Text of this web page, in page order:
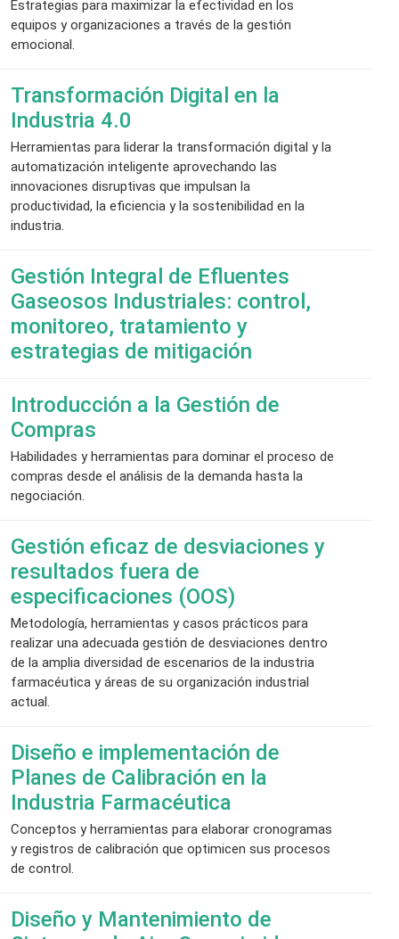
Estrategias para maximizar la efectividad en los
equipos y organizaciones a través de la gestión
emocional.
Transformación Digital en la
Industria 4.0
Herramientas para liderar la transformación digital y la
automatización inteligente aprovechando las
innovaciones disruptivas que impulsan la
productividad, la eficiencia y la sostenibilidad en la
industria.
Gestión Integral de Efluentes
Gaseosos Industriales: control,
monitoreo, tratamiento y
estrategias de mitigación
Introducción a la Gestión de
Compras
Habilidades y herramientas para dominar el proceso de
compras desde el análisis de la demanda hasta la
negociación.
Gestión eficaz de desviaciones y
resultados fuera de
especificaciones (OOS)
Metodología, herramientas y casos prácticos para
realizar una adecuada gestión de desviaciones dentro
de la amplia diversidad de escenarios de la industria
farmacéutica y áreas de su organización industrial
actual.
Diseño e implementación de
Planes de Calibración en la
Industria Farmacéutica
Conceptos y herramientas para elaborar cronogramas
y registros de calibración que optimicen sus procesos
de control.
Diseño y Mantenimiento de